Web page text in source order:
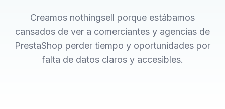
Creamos nothingsell porque estábamos
cansados de ver a comerciantes y agencias de
PrestaShop perder tiempo y oportunidades por
falta de datos claros y accesibles.